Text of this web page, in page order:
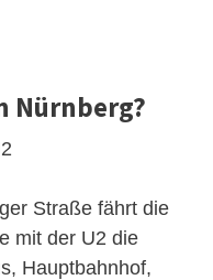
Nürnberg?
Straße fährt die
mit der U2 die
Hauptbahnhof,